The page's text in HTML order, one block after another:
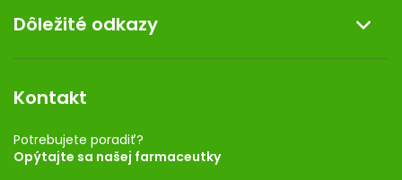
Darček k nákupu
Kontakt
Dermocentrum
Dôležité odkazy
Rozhodnutie na prevádzku
Registrácia
Ponuka pre firmy
Kontakt
Potrebujete poradiť?
Opýtajte sa našej farmaceutky